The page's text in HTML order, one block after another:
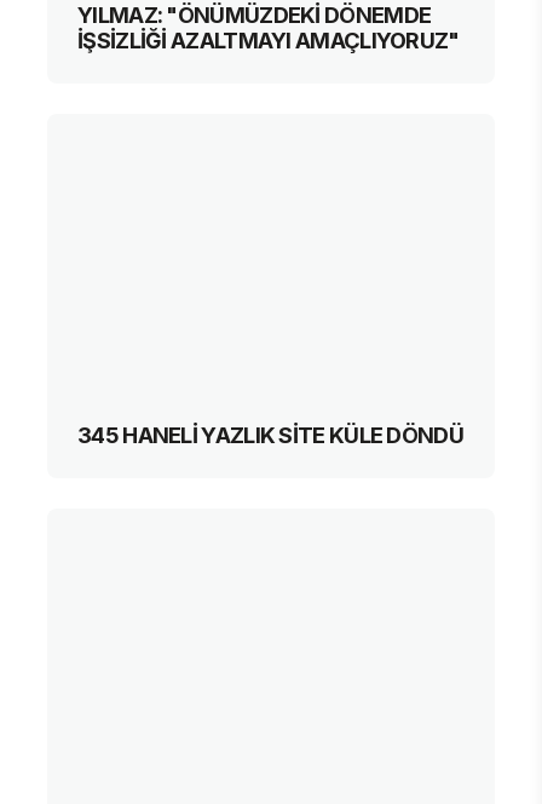
YILMAZ: "ÖNÜMÜZDEKİ DÖNEMDE
İŞSİZLİĞİ AZALTMAYI AMAÇLIYORUZ"
345 HANELİ YAZLIK SİTE KÜLE DÖNDÜ